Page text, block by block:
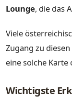
Lounge, die das
Viele
Zugang zu
eine solche
Wichtigste